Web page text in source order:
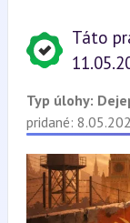
Táto
Typ úlohy:
pridané: